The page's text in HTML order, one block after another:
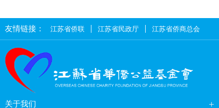
友情链接： 江苏省侨联 江苏省民政厅 江苏省侨商总会
关于我们 +